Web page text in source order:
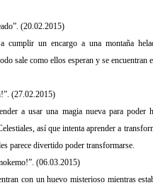
(20.02.2015)
cumplir un encargo a una montaña
sale como ellos esperan y se encuentran
(27.02.2015)
a usar una magia nueva para poder
así que intenta aprender a
parece divertido poder transformarse.
(06.03.2015)
con un huevo misterioso mientras